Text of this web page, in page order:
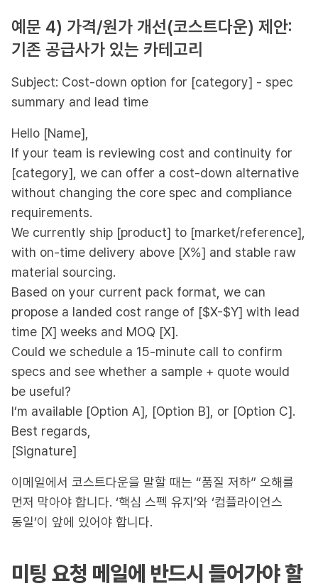
예문 4) 가격/원가 개선(코스트다운) 제안:
기존 공급사가 있는 카테고리
Subject: Cost-down option for [category] - spec
summary and lead time
Hello [Name],
If your team is reviewing cost and continuity for
[category], we can offer a cost-down alternative
without changing the core spec and compliance
requirements.
We currently ship [product] to [market/reference],
with on-time delivery above [X%] and stable raw
material sourcing.
Based on your current pack format, we can
propose a landed cost range of [$X-$Y] with lead
time [X] weeks and MOQ [X].
Could we schedule a 15-minute call to confirm
specs and see whether a sample + quote would
be useful?
I’m available [Option A], [Option B], or [Option C].
Best regards,
[Signature]
이메일에서 코스트다운을 말할 때는 “품질 저하” 오해를
먼저 막아야 합니다. ‘핵심 스펙 유지’와 ‘컴플라이언스
동일’이 앞에 있어야 합니다.
미팅 요청 메일에 반드시 들어가야 할